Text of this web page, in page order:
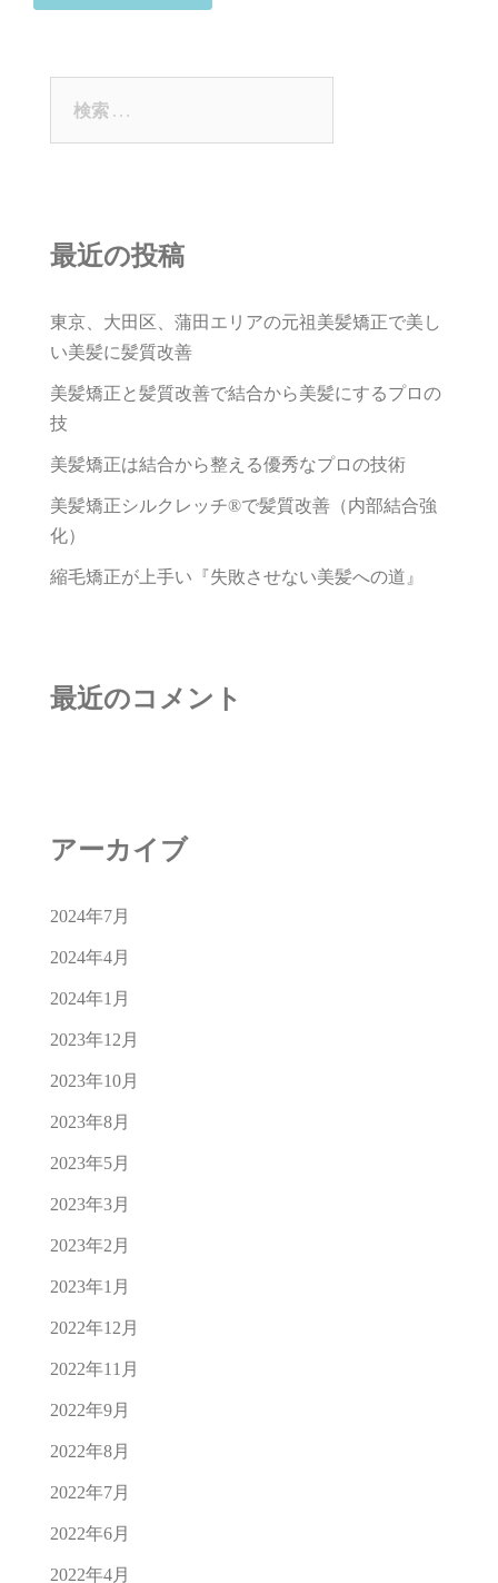
最近の投稿
東京、大田区、蒲田エリアの元祖美髪矯正で美し
い美髪に髪質改善
美髪矯正と髪質改善で結合から美髪にするプロの
技
美髪矯正は結合から整える優秀なプロの技術
美髪矯正シルクレッチ®で髪質改善（内部結合強
化）
縮毛矯正が上手い『失敗させない美髪への道』
最近のコメント
アーカイブ
2024年7月
2024年4月
2024年1月
2023年12月
2023年10月
2023年8月
2023年5月
2023年3月
2023年2月
2023年1月
2022年12月
2022年11月
2022年9月
2022年8月
2022年7月
2022年6月
2022年4月